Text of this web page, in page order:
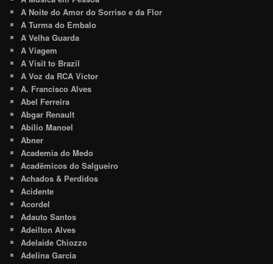
A Noite do Amor do Sorriso e da Flor
A Turma do Embalo
A Velha Guarda
A Viagem
A Visit to Brazil
A Voz da RCA Victor
A. Francisco Alves
Abel Ferreira
Abgar Renault
Abílio Manoel
Abner
Academia do Medo
Acadêmicos do Salgueiro
Achados & Perdidos
Acidente
Acordel
Adauto Santos
Adeilton Alves
Adelaide Chiozzo
Adelina Garcia